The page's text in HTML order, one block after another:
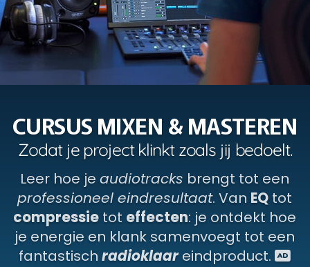
Leer hoe jeaudiotracks brengt tot een
professioneel eindresultaat. Van EQ tot
compressie tot effecten: je ontdekt hoe
je energie en klank samenvoegt tot een
fantastischradioklaareindproduct.
Zodat je project klinkt zoals jij bedoelt.
CURSUSMIXEN &MASTEREN